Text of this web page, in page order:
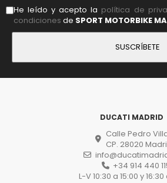
He leído y acepto la política de
condiciones de SPORT MOTORBIKE
DUCATI MADRID
Calle Pedro
CP. 28020
+34 914 440
L-V 10:30 a 15:00 y